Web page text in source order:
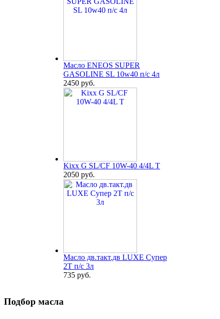
Масло ENEOS SUPER
GASOLINE SL 10w40 п/с 4л
2450 руб.
Kixx G SL/CF 10W-40 4/4L T
2050 руб.
Масло дв.такт.дв LUXE Супер
2Т п/с 3л
735 руб.
Подбор масла